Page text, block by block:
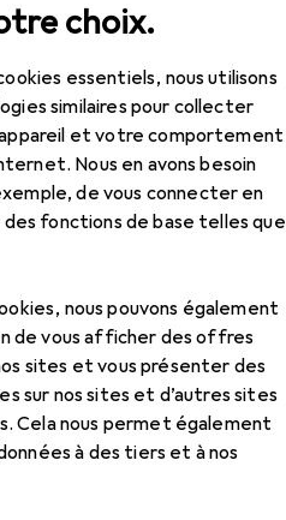
choix.
essentiels, nous utilisons
similaires pour collecter
et votre comportement
Nous en avons besoin
de vous connecter en
fonctions de base telles que
nous pouvons également
de vous afficher des offres
sites et vous présenter des
sur nos sites et d’autres sites
Cela nous permet également
à des tiers et à nos
425 ml blanc gris
EUR
27,30